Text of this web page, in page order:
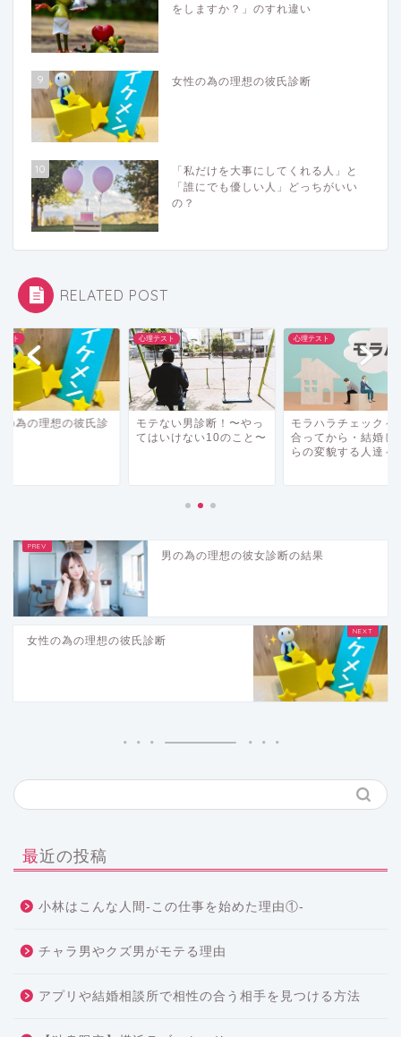
をしますか？」のすれ違い
9 女性の為の理想の彼氏診断
10
「私だけを大事にしてくれる人」と
「誰にでも優しい人」どっちがいい
の？
RELATED POST
スト
の為の理想の彼氏診
心理テスト
モテない男診断！〜やっ
てはいけない10のこと〜
心理テスト
モラハラチェック～
合ってから・結婚し
らの変貌する人達～
男の為の理想の彼女診断の結果
女性の為の理想の彼氏診断
最近の投稿
小林はこんな人間-この仕事を始めた理由①-
チャラ男やクズ男がモテる理由
アプリや結婚相談所で相性の合う相手を見つける方法